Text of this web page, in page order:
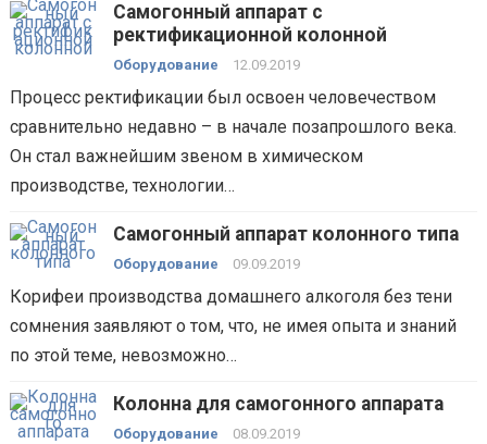
Самогонный аппарат с
ректификационной колонной
Оборудование 12.09.2019
Процесс ректификации был освоен человечеством
сравнительно недавно – в начале позапрошлого века.
Он стал важнейшим звеном в химическом
производстве, технологии…
Самогонный аппарат колонного типа
Оборудование 09.09.2019
Корифеи производства домашнего алкоголя без тени
сомнения заявляют о том, что, не имея опыта и знаний
по этой теме, невозможно…
Колонна для самогонного аппарата
Оборудование 08.09.2019